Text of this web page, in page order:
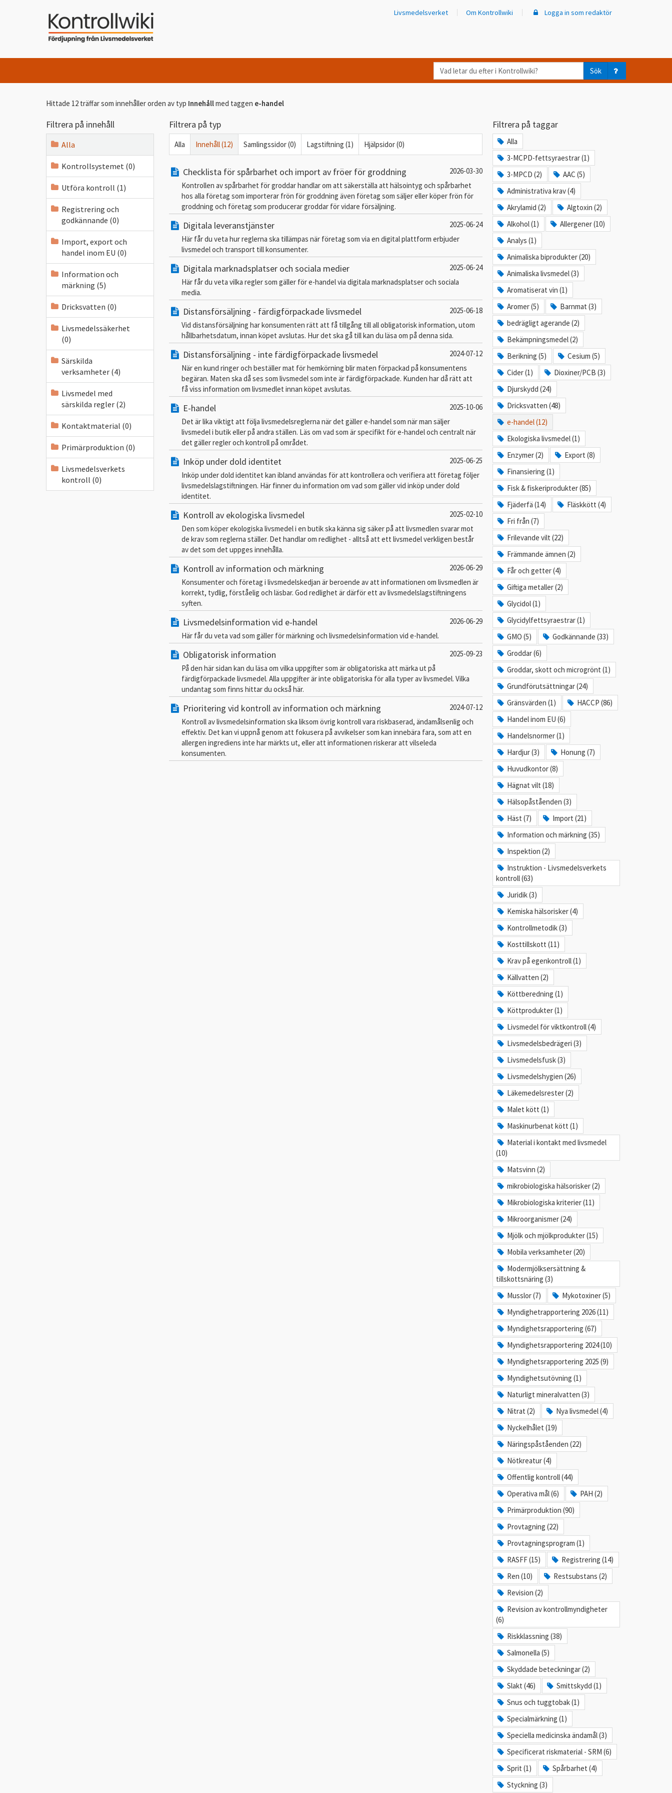
Livsmedelsverket Om Kontrollwiki Logga in som redaktör
Vad
letar
Kontrollwiki?
Sök
Hittade 12 träffar som innehåller orden av typ Innehållmed taggen e-handel
Filtrera på innehåll
Alla
Kontrollsystemet (0)
Utföra kontroll (1)
Registrering och
godkännande (0)
Import, export och
handel inom EU (0)
Information och
märkning (5)
Dricksvatten (0)
Livsmedelssäkerhet
(0)
Särskilda
verksamheter (4)
Livsmedel med
särskilda regler (2)
Kontaktmaterial (0)
Primärproduktion (0)
Livsmedelsverkets
kontroll (0)
Filtrera på typ
Alla Innehåll (12) Samlingssidor (0) Lagstiftning (1) Hjälpsidor (0)
Checklista för spårbarhet och import av fröer för groddning
2026-03-30
Kontrollen av spårbarhet för groddar handlar om att säkerställa att hälsointyg och spårbarhet
hos alla företag som importerar frön för groddning även företag som säljer eller köper frön för
groddning och företag som producerar groddar för vidare försäljning.
Digitala leveranstjänster
2025-06-24
Här får du veta hur reglerna ska tillämpas när företag som via en digital plattform erbjuder
livsmedel och transport till konsumenter.
Digitala marknadsplatser och sociala medier
2025-06-24
Här får du veta vilka regler som gäller för e-handel via digitala marknadsplatser och sociala
media.
Distansförsäljning - färdigförpackade livsmedel
2025-06-18
Vid distansförsäljning har konsumenten rätt att få tillgång till all obligatorisk information, utom
hållbarhetsdatum, innan köpet avslutas. Hur det ska gå till kan du läsa om på denna sida.
Distansförsäljning - inte färdigförpackade livsmedel
2024-07-12
När en kund ringer och beställer mat för hemkörning blir maten förpackad på konsumentens
begäran. Maten ska då ses som livsmedel som inte är färdigförpackade. Kunden har då rätt att
få viss information om livsmedlet innan köpet avslutas.
E-handel
2025-10-06
Det är lika viktigt att följa livsmedelsreglerna när det gäller e-handel som när man säljer
livsmedel i butik eller på andra ställen. Läs om vad som är specifikt för e-handel och centralt när
det gäller regler och kontroll på området.
Inköp under dold identitet
2025-06-25
Inköp under dold identitet kan ibland användas för att kontrollera och verifiera att företag följer
livsmedelslagstiftningen. Här finner du information om vad som gäller vid inköp under dold
identitet.
Kontroll av ekologiska livsmedel
2025-02-10
Den som köper ekologiska livsmedel i en butik ska känna sig säker på att livsmedlen svarar mot
de krav som reglerna ställer. Det handlar om redlighet - alltså att ett livsmedel verkligen består
av det som det uppges innehålla.
Kontroll av information och märkning
2026-06-29
Konsumenter och företag i livsmedelskedjan är beroende av att informationen om livsmedlen är
korrekt, tydlig, förståelig och läsbar. God redlighet är därför ett av livsmedelslagstiftningens
syften.
Livsmedelsinformation vid e-handel
2026-06-29
Här får du veta vad som gäller för märkning och livsmedelsinformation vid e-handel.
Obligatorisk information
2025-09-23
På den här sidan kan du läsa om vilka uppgifter som är obligatoriska att märka ut på
färdigförpackade livsmedel. Alla uppgifter är inte obligatoriska för alla typer av livsmedel. Vilka
undantag som finns hittar du också här.
Prioritering vid kontroll av information och märkning
2024-07-12
Kontroll av livsmedelsinformation ska liksom övrig kontroll vara riskbaserad, ändamålsenlig och
effektiv. Det kan vi uppnå genom att fokusera på avvikelser som kan innebära fara, som att en
allergen ingrediens inte har märkts ut, eller att informationen riskerar att vilseleda
konsumenten.
Filtrera på taggar
Alla
3-MCPD-fettsyraestrar (1)
3-MPCD (2)
AAC (5)
Administrativa krav (4)
Akrylamid (2)
Algtoxin (2)
Alkohol (1)
Allergener (10)
Analys (1)
Animaliska biprodukter (20)
Animaliska livsmedel (3)
Aromatiserat vin (1)
Aromer (5)
Barnmat (3)
bedrägligt agerande (2)
Bekämpningsmedel (2)
Berikning (5)
Cesium (5)
Cider (1)
Dioxiner/PCB (3)
Djurskydd (24)
Dricksvatten (48)
e-handel (12)
Ekologiska livsmedel (1)
Enzymer (2)
Export (8)
Finansiering (1)
Fisk & fiskeriprodukter (85)
Fjäderfä (14)
Fläskkött (4)
Fri från (7)
Frilevande vilt (22)
Främmande ämnen (2)
Får och getter (4)
Giftiga metaller (2)
Glycidol (1)
Glycidylfettsyraestrar (1)
GMO (5)
Godkännande (33)
Groddar (6)
Groddar, skott och microgrönt (1)
Grundförutsättningar (24)
Gränsvärden (1)
HACCP (86)
Handel inom EU (6)
Handelsnormer (1)
Hardjur (3)
Honung (7)
Huvudkontor (8)
Hägnat vilt (18)
Hälsopåståenden (3)
Häst (7)
Import (21)
Information och märkning (35)
Inspektion (2)
Instruktion - Livsmedelsverkets
kontroll (63)
Juridik (3)
Kemiska hälsorisker (4)
Kontrollmetodik (3)
Kosttillskott (11)
Krav på egenkontroll (1)
Källvatten (2)
Köttberedning (1)
Köttprodukter (1)
Livsmedel för viktkontroll (4)
Livsmedelsbedrägeri (3)
Livsmedelsfusk (3)
Livsmedelshygien (26)
Läkemedelsrester (2)
Malet kött (1)
Maskinurbenat kött (1)
Material i kontakt med livsmedel
(10)
Matsvinn (2)
mikrobiologiska hälsorisker (2)
Mikrobiologiska kriterier (11)
Mikroorganismer (24)
Mjölk och mjölkprodukter (15)
Mobila verksamheter (20)
Modermjölksersättning &
tillskottsnäring (3)
Musslor (7)
Mykotoxiner (5)
Myndighetrapportering 2026 (11)
Myndighetsrapportering (67)
Myndighetsrapportering 2024 (10)
Myndighetsrapportering 2025 (9)
Myndighetsutövning (1)
Naturligt mineralvatten (3)
Nitrat (2)
Nya livsmedel (4)
Nyckelhålet (19)
Näringspåståenden (22)
Nötkreatur (4)
Offentlig kontroll (44)
Operativa mål (6)
PAH (2)
Primärproduktion (90)
Provtagning (22)
Provtagningsprogram (1)
RASFF (15)
Registrering (14)
Ren (10)
Restsubstans (2)
Revision (2)
Revision av kontrollmyndigheter
(6)
Riskklassning (38)
Salmonella (5)
Skyddade beteckningar (2)
Slakt (46)
Smittskydd (1)
Snus och tuggtobak (1)
Specialmärkning (1)
Speciella medicinska ändamål (3)
Specificerat riskmaterial - SRM (6)
Sprit (1)
Spårbarhet (4)
Styckning (3)